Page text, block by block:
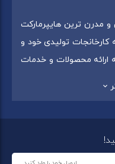
و مدرن ترین هایپرمارکت
کارخانجات تولیدی خود و
ارائه محصولات و خدمات
قزوین)